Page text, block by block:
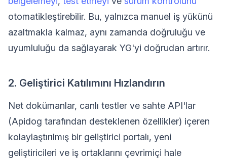
otomatikleştirebilir. Bu, yalnızca manuel iş yükünü
azaltmakla kalmaz, aynı zamanda doğruluğu ve
uyumluluğu da sağlayarak YG'yi doğrudan artırır.
2. Geliştirici Katılımını Hızlandırın
Net dokümanlar, canlı testler ve sahte API'lar
(Apidog tarafından desteklenen özellikler) içeren
kolaylaştırılmış bir geliştirici portalı, yeni
geliştiricileri ve iş ortaklarını çevrimiçi hale